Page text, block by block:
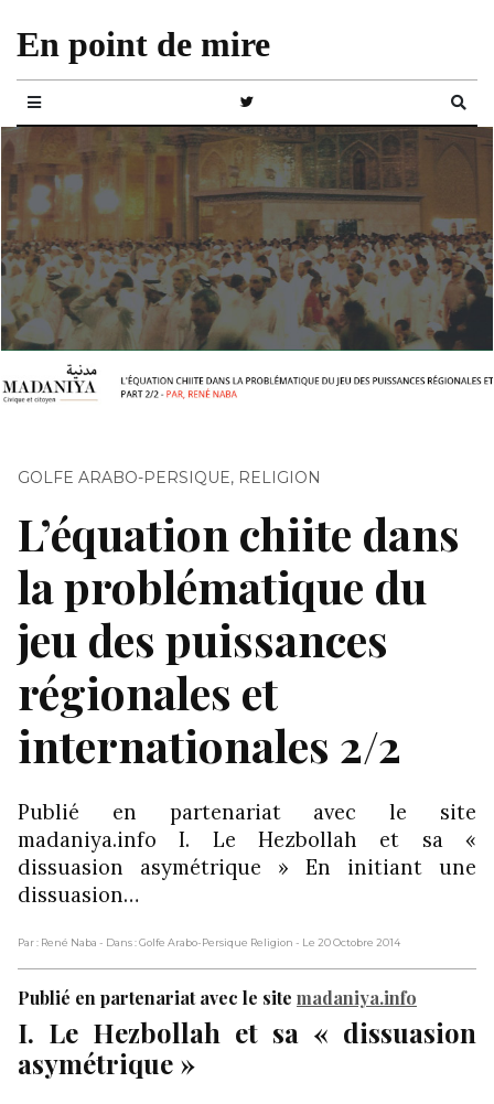
En point de mire
GOLFE ARABO-PERSIQUE, RELIGION
L’équation chiite dans
la problématique du
jeu des puissances
régionales et
internationales 2/2
Publié en partenariat avec le site
madaniya.info I. Le Hezbollah et sa «
dissuasion asymétrique » En initiant une
dissuasion…
Par : René Naba - Dans : Golfe Arabo-Persique Religion - Le 20 Octobre 2014
Publié en partenariat avec le site madaniya.info
I. Le Hezbollah et sa « dissuasion
asymétrique »